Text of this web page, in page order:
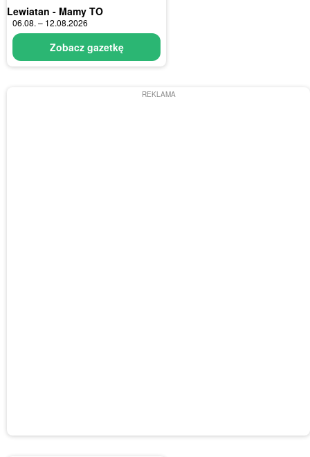
Lewiatan - Mamy TO
06.08. – 12.08.2026
Zobacz gazetkę
REKLAMA